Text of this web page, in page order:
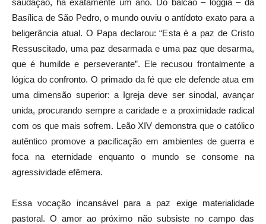
Basílica de São Pedro, o mundo ouviu o antídoto exato para a
beligerância atual. O Papa declarou: “Esta é a paz de Cristo
Ressuscitado, uma paz desarmada e uma paz que desarma,
que é humilde e perseverante”. Ele recusou frontalmente a
lógica do confronto. O primado da fé que ele defende atua em
uma dimensão superior: a Igreja deve ser sinodal, avançar
unida, procurando sempre a caridade e a proximidade radical
com os que mais sofrem. Leão XIV demonstra que o católico
autêntico promove a pacificação em ambientes de guerra e
foca na eternidade enquanto o mundo se consome na
agressividade efêmera.
Essa vocação incansável para a paz exige materialidade
pastoral. O amor ao próximo não subsiste no campo das